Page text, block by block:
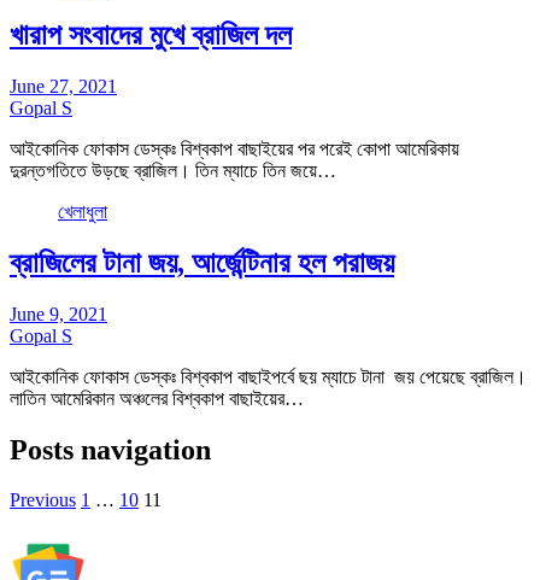
খারাপ সংবাদের মুখে ব্রাজিল দল
June 27, 2021
Gopal S
আইকোনিক ফোকাস ডেস্কঃ বিশ্বকাপ বাছাইয়ের পর পরেই কোপা আমেরিকায়
দুরন্তগতিতে উড়ছে ব্রাজিল। তিন ম্যাচে তিন জয়ে…
খেলাধুলা
ব্রাজিলের টানা জয়, আর্জেন্টিনার হল পরাজয়
June 9, 2021
Gopal S
আইকোনিক ফোকাস ডেস্কঃ বিশ্বকাপ বাছাইপর্বে ছয় ম্যাচে টানা জয় পেয়েছে ব্রাজিল।
লাতিন আমেরিকান অঞ্চলের বিশ্বকাপ বাছাইয়ের…
Posts navigation
Previous 1 … 10 11